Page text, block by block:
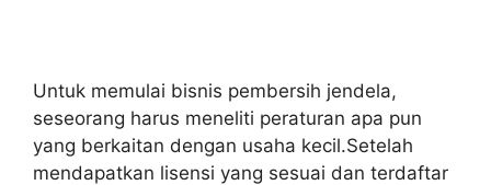
Untuk memulai bisnis pembersih jendela,
seseorang harus meneliti peraturan apa pun
yang berkaitan dengan usaha kecil.Setelah
mendapatkan lisensi yang sesuai dan terdaftar